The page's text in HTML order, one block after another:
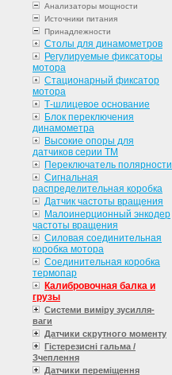
Анализаторы мощности
Источники питания
Принадлежности
Столы для динамометров
Регулируемые фиксаторы
мотора
Стационарный фиксатор
мотора
Т-шлицевое основание
Блок переключения
динамометра
Высокие опоры для
датчиков серии ТМ
Переключатель полярности
Сигнальная
распределительная коробка
Датчик частоты вращения
Малоинерционный энкодер
частоты вращения
Силовая соединительная
коробка мотора
Соединительная коробка
термопар
Калибровочная балка и
грузы
Системи виміру зусилля-
ваги
Датчики скрутного моменту
Гістерезисні гальма /
Зчеплення
Датчики переміщення